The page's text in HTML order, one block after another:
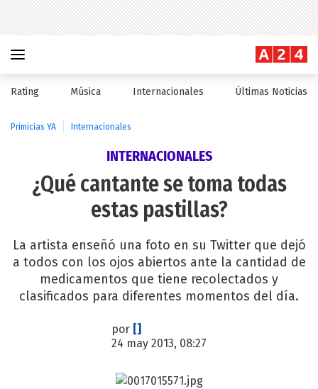
Rating Música Internacionales Últimas Noticias
Primicias YA Internacionales
INTERNACIONALES
¿Qué cantante se toma todas
estas pastillas?
La artista enseñó una foto en su Twitter que dejó
a todos con los ojos abiertos ante la cantidad de
medicamentos que tiene recolectados y
clasificados para diferentes momentos del día.
por []
24 may 2013, 08:27